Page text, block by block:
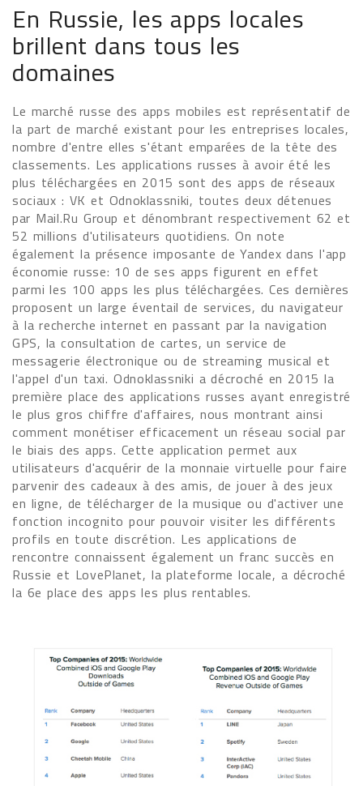
En Russie, les apps locales
brillent dans tous les
domaines
Le marché russe des apps mobiles est représentatif de
la part de marché existant pour les entreprises locales,
nombre d'entre elles s'étant emparées de la tête des
classements. Les applications russes à avoir été les
plus téléchargées en 2015 sont des apps de réseaux
sociaux : VK et Odnoklassniki, toutes deux détenues
par Mail.Ru Group et dénombrant respectivement 62 et
52 millions d'utilisateurs quotidiens. On note
également la présence imposante de Yandex dans l'app
économie russe: 10 de ses apps figurent en effet
parmi les 100 apps les plus téléchargées. Ces dernières
proposent un large éventail de services, du navigateur
à la recherche internet en passant par la navigation
GPS, la consultation de cartes, un service de
messagerie électronique ou de streaming musical et
l'appel d'un taxi. Odnoklassniki a décroché en 2015 la
première place des applications russes ayant enregistré
le plus gros chiffre d'affaires, nous montrant ainsi
comment monétiser efficacement un réseau social par
le biais des apps. Cette application permet aux
utilisateurs d'acquérir de la monnaie virtuelle pour faire
parvenir des cadeaux à des amis, de jouer à des jeux
en ligne, de télécharger de la musique ou d'activer une
fonction incognito pour pouvoir visiter les différents
profils en toute discrétion. Les applications de
rencontre connaissent également un franc succès en
Russie et LovePlanet, la plateforme locale, a décroché
la 6e place des apps les plus rentables.